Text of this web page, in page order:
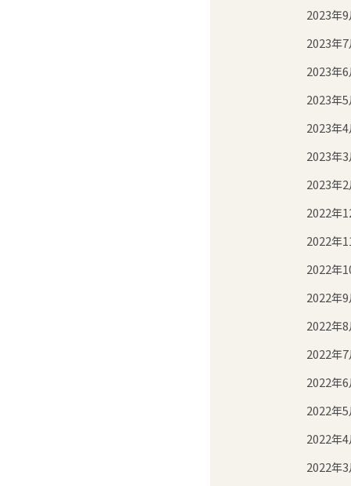
2023年
2023年
2023年
2023年
2023年
2023年
2023年
2022年
2022年
2022年
2022年
2022年
2022年
2022年
2022年
2022年
2022年